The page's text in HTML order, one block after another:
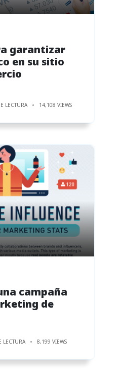
garantizar
en su sitio
LECTURA 14,108 VIEWS
campaña
de
LECTURA 8,199 VIEWS